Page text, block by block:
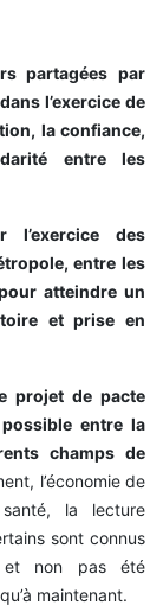
partagées par
l’exercice de
la confiance,
entre les
l’exercice des
entre les
atteindre un
et prise en
projet de pacte
entre la
champs de
l’économie de
la lecture
sont connus
et non pas été
maintenant.